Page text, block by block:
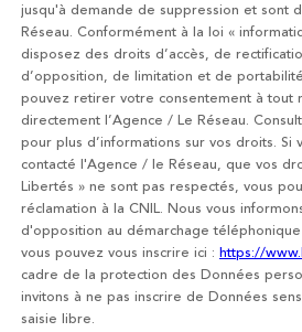
jusqu'à demande de suppression et sont
Réseau. Conformément à la loi «
disposez des droits d’accès, de
d’opposition, de limitation et de
pouvez retirer votre consentement à tout
directement l’Agence / Le Réseau.
pour plus d’informations sur vos droits.
contacté l'Agence / le Réseau, que vos
Libertés » ne sont pas respectés, vous
réclamation à la CNIL. Nous vous
d'opposition au démarchage
vous pouvez vous inscrire ici : https://
cadre de la protection des Données
invitons à ne pas inscrire de Données
saisie libre.